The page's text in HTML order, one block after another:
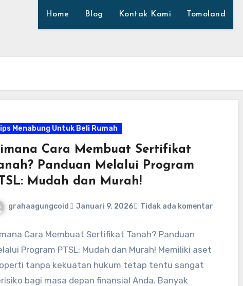
Home Blog Kontak Kami Tomoland
Menabung Untuk Beli Rumah
Cara Membuat Sertifikat
Panduan Melalui Program
Mudah dan Murah!
grahaagungcoid Januari 9, 2026 Tidak ada komentar
Cara Membuat Sertifikat Tanah? Panduan
Program PTSL: Mudah dan Murah! Memiliki aset
tanpa kekuatan hukum tetap tentu sangat
bagi masa depan finansial Anda. Banyak